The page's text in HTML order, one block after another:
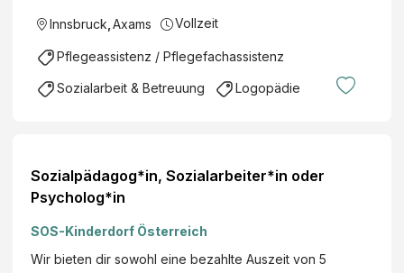
Innsbruck Axams Vollzeit
Pflegeassistenz / Pflegefachassistenz
Sozialarbeit & Betreuung Logopädie
Sozialpädagog*in, Sozialarbeiter*in oder
Psycholog*in
SOS-Kinderdorf Österreich
Wir bieten dir sowohl eine bezahlte Auszeit von 5